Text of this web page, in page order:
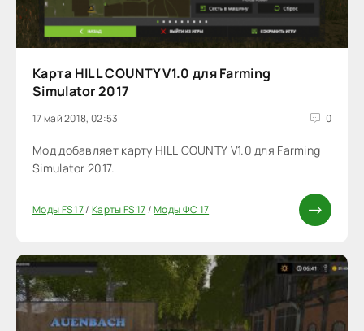
Карта HILL COUNTY V1.0 для Farming
Simulator 2017
17 май 2018, 02:53 0
Мод добавляет карту HILL COUNTY V1.0 для Farming
Simulator 2017.
Моды FS 17/ Карты FS 17/Моды ФС 17